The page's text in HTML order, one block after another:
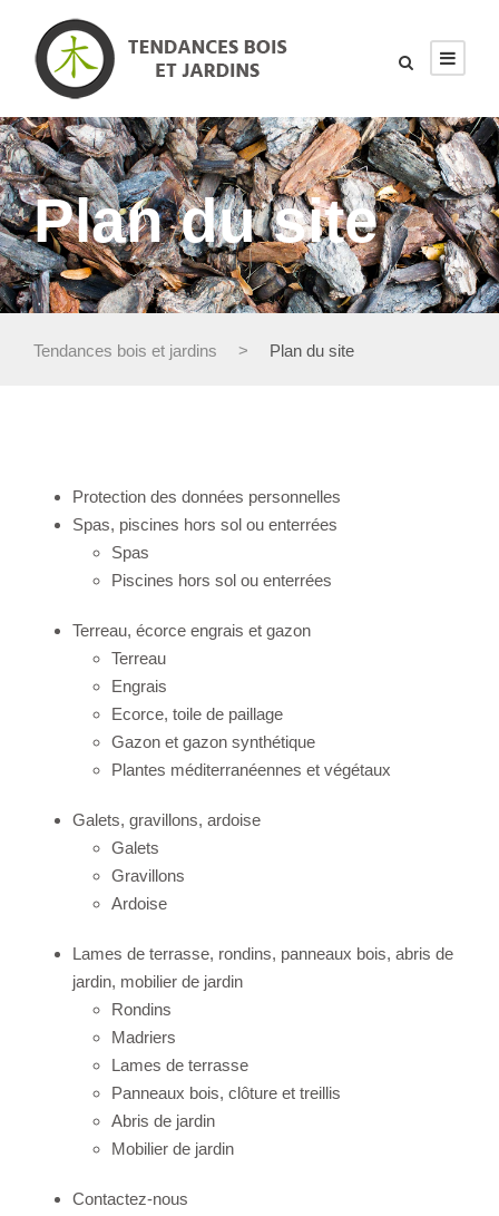
Plan du site
Tendances bois et jardins > Plan du site
Protection des données personnelles
Spas, piscines hors sol ou enterrées
Spas
Piscines hors sol ou enterrées
Terreau, écorce engrais et gazon
Terreau
Engrais
Ecorce, toile de paillage
Gazon et gazon synthétique
Plantes méditerranéennes et végétaux
Galets, gravillons, ardoise
Galets
Gravillons
Ardoise
Lames de terrasse, rondins, panneaux bois, abris de
jardin, mobilier de jardin
Rondins
Madriers
Lames de terrasse
Panneaux bois, clôture et treillis
Abris de jardin
Mobilier de jardin
Contactez-nous